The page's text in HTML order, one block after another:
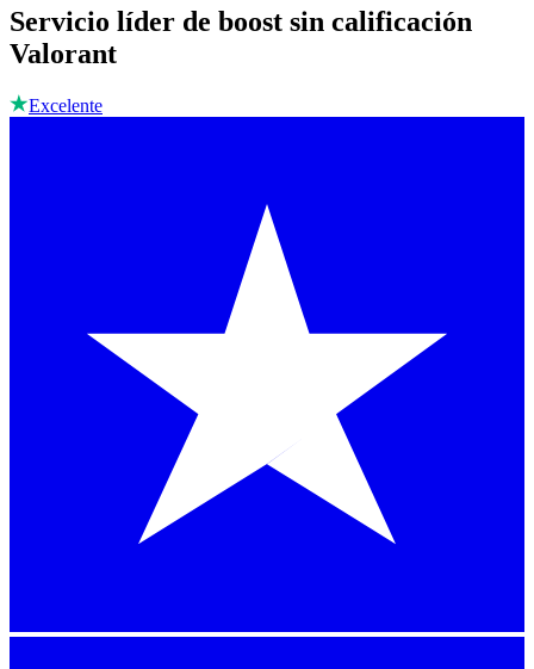
Servicio líder de boost sin calificación
Valorant
Excelente